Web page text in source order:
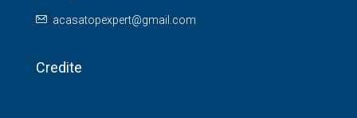
acasatopexpert@gmail.com
Credite